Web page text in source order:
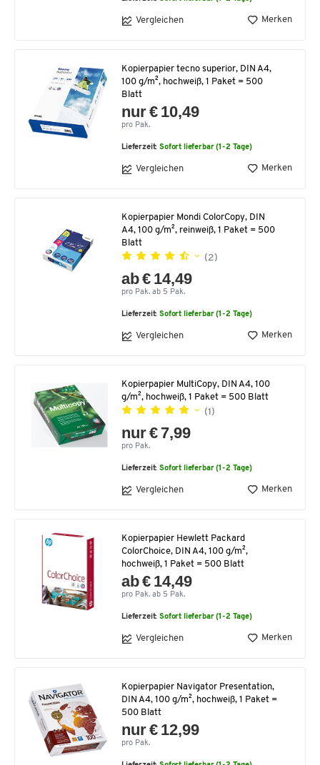
Vergleichen Merken
Kopierpapier tecno superior, DIN A4,
100 g/m², hochweiß, 1 Paket = 500
Blatt
nur € 10,49
pro Pak.
Lieferzeit:Sofort lieferbar (1-2 Tage)
Vergleichen Merken
Kopierpapier Mondi ColorCopy, DIN
A4, 100 g/m², reinweiß, 1 Paket = 500
Blatt
(2)
ab € 14,49
pro Pak. ab 5 Pak.
Lieferzeit:Sofort lieferbar (1-2 Tage)
Vergleichen Merken
Kopierpapier MultiCopy, DIN A4, 100
g/m², hochweiß, 1 Paket = 500 Blatt
(1)
nur € 7,99
pro Pak.
Lieferzeit:Sofort lieferbar (1-2 Tage)
Vergleichen Merken
Kopierpapier Hewlett Packard
ColorChoice, DIN A4, 100 g/m²,
hochweiß, 1 Paket = 500 Blatt
ab € 14,49
pro Pak. ab 5 Pak.
Lieferzeit:Sofort lieferbar (1-2 Tage)
Vergleichen Merken
Kopierpapier Navigator Presentation,
DIN A4, 100 g/m², hochweiß, 1 Paket =
500 Blatt
nur € 12,99
pro Pak.